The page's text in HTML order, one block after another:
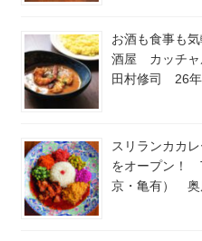
お酒も食事も
酒屋 カッチャ
田村修司 26
スリランカカ
をオープン！
京・亀有）